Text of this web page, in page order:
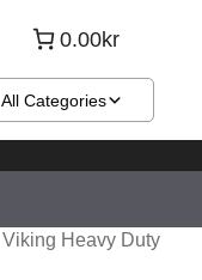
0.00kr
All Categories
Viking Heavy Duty